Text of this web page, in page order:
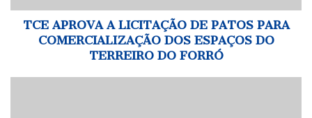
DOS
ESPAÇOS
TCE APROVA A LICITAÇÃO DE PATOS PARA
COMERCIALIZAÇÃO DOS ESPAÇOS DO
TERREIRO DO FORRÓ